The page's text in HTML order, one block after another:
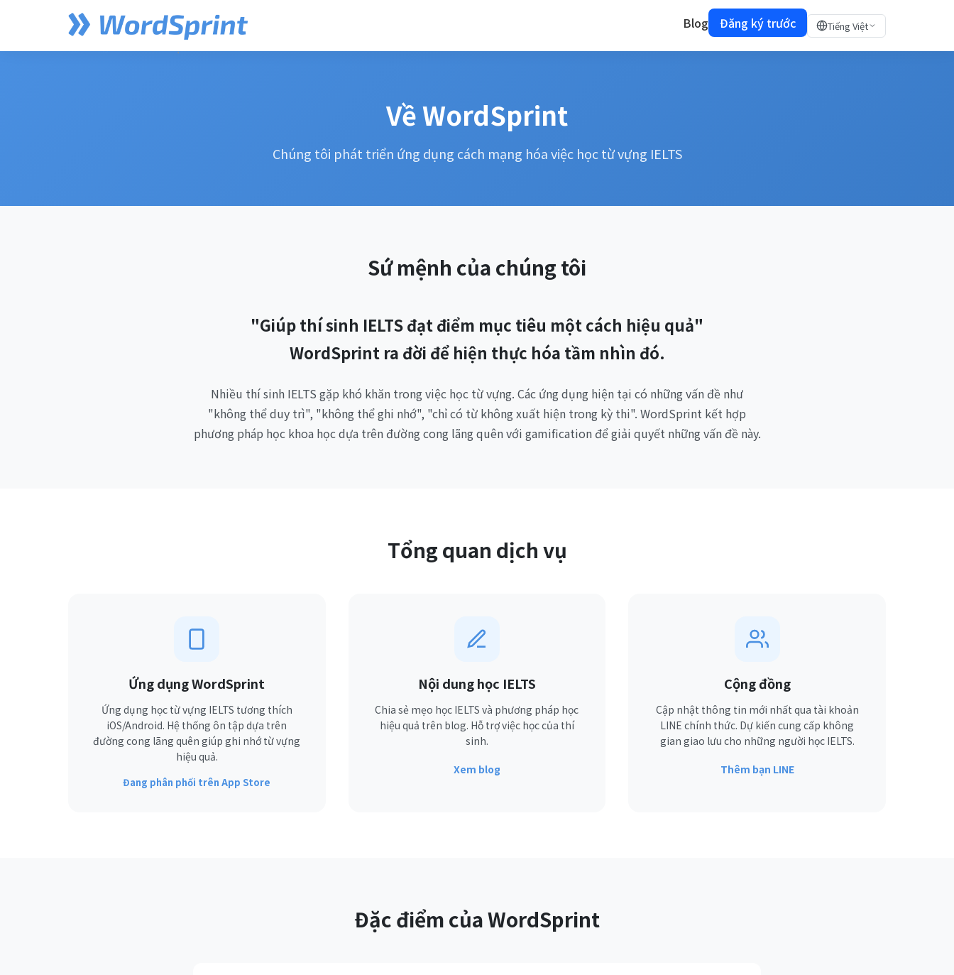
Blog Đăng ký trước Tiếng Việt
Về WordSprint
Chúng tôi phát triển ứng dụng cách mạng hóa việc học từ vựng IELTS
Sứ mệnh của chúng tôi
"Giúp thí sinh IELTS đạt điểm mục tiêu một cách hiệu quả"
WordSprint ra đời để hiện thực hóa tầm nhìn đó.
Nhiều thí sinh IELTS gặp khó khăn trong việc học từ vựng. Các ứng dụng hiện tại có những vấn đề như
"không thể duy trì", "không thể ghi nhớ", "chỉ có từ không xuất hiện trong kỳ thi". WordSprint kết hợp
phương pháp học khoa học dựa trên đường cong lãng quên với gamification để giải quyết những vấn đề này.
Tổng quan dịch vụ
Ứng dụng WordSprint
Ứng dụng học từ vựng IELTS tương thích
iOS/Android. Hệ thống ôn tập dựa trên
đường cong lãng quên giúp ghi nhớ từ vựng
hiệu quả.
Đang phân phối trên App Store
Nội dung học IELTS
Chia sẻ mẹo học IELTS và phương pháp học
hiệu quả trên blog. Hỗ trợ việc học của thí
sinh.
Xem blog
Cộng đồng
Cập nhật thông tin mới nhất qua tài khoản
LINE chính thức. Dự kiến cung cấp không
gian giao lưu cho những người học IELTS.
Thêm bạn LINE
Đặc điểm của WordSprint